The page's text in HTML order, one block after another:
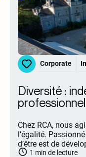
Corporate
Diversité :
Chez RCA, nous
l’égalité.
d’être est de
1 min de lecture